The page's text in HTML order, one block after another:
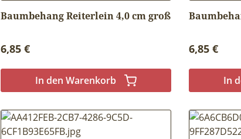
Baumbehang Reiterlein 4,0 cm groß
Regulärer Preis:
6,85 €
In den Warenkorb
Regulärer
6,85 €
In